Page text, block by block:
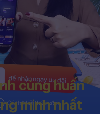
cùng huấn
minh nhất